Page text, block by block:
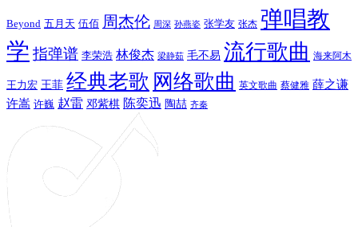
Beyond 五月天 伍佰 周杰伦 周深 孙燕姿 张学友 张杰 弹唱教
学 指弹谱 李荣浩 林俊杰 梁静茹 毛不易 流行歌曲 海来阿木
王力宏 王菲 经典老歌 网络歌曲 英文歌曲 蔡健雅 薛之谦
许嵩 许巍 赵雷 邓紫棋 陈奕迅 陶喆 齐秦